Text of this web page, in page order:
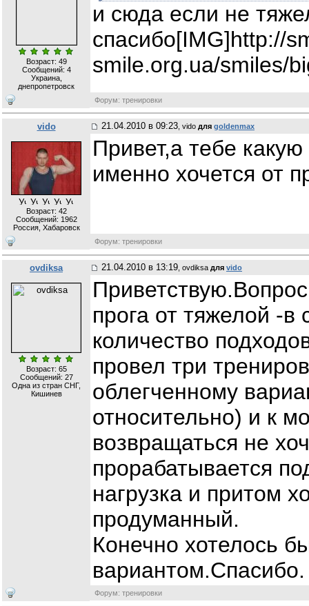
Возраст: 49
Сообщений: 4
Украина,
днепропетровск
и сюда если не
спасибо[IMG]http://
smile.org.ua/smiles/
Форум: тренировки
vido 21.04.2010 в 09:23 , vido для goldenmax
Возраст: 42
Сообщений: 1962
Россия, Хабаровск
Привет,а тебе
именно хочется от
Форум: тренировки
ovdiksa 21.04.2010 в 13:19 , ovdiksa для vido
Возраст: 65
Сообщений: 27
Одна из стран СНГ,
Кишинев
прога от тяжелой -
количество
провел три
облегченному
относительно) и к
возвращаться не
прорабатывается
нагрузка и притом
продуманный.
Конечно хотелось
Форум: тренировки